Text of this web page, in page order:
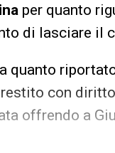
per quanto
di lasciare il
quanto
con
offrendo a